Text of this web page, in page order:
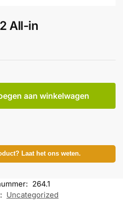
All-in
aan winkelwagen
Laat het ons weten.
264.1
Uncategorized